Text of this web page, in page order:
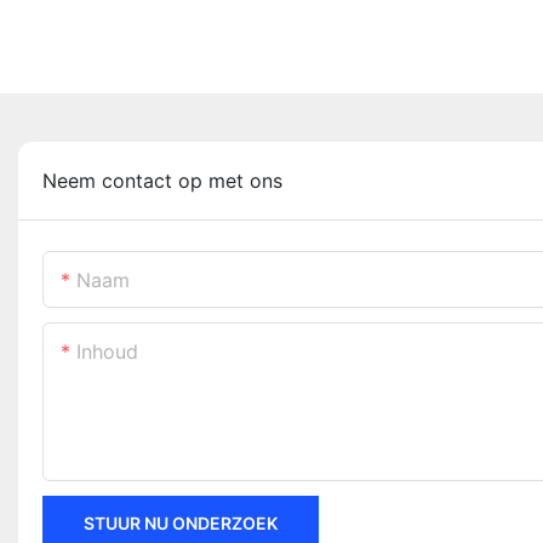
Neem contact op met ons
Naam
Inhoud
STUUR NU ONDERZOEK